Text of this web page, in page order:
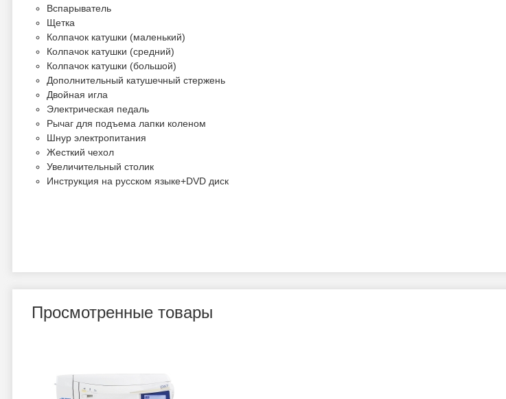
Вспарыватель
Щетка
Колпачок катушки (маленький)
Колпачок катушки (средний)
Колпачок катушки (большой)
Дополнительный катушечный стержень
Двойная игла
Электрическая педаль
Рычаг для подъема лапки коленом
Шнур электропитания
Жесткий чехол
Увеличительный столик
Инструкция на русском языке+DVD диск
Просмотренные товары